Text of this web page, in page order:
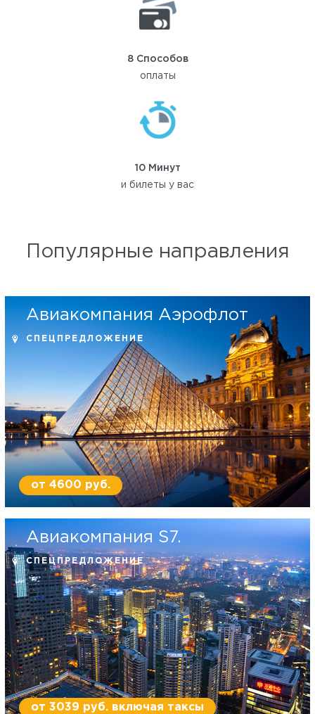
8 Способов
оплаты
10 Минут
и билеты у вас
Популярные направления
Авиакомпания Аэрофлот
СПЕЦПРЕДЛОЖЕНИЕ
от 4600 руб.
Авиакомпания S7.
СПЕЦПРЕДЛОЖЕНИЕ
от 3039 руб. включая таксы